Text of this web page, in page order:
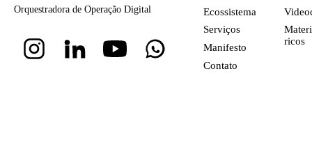
Orquestradora de Operação Digital
Ecossistema
Serviços
Manifesto
Contato
ricos